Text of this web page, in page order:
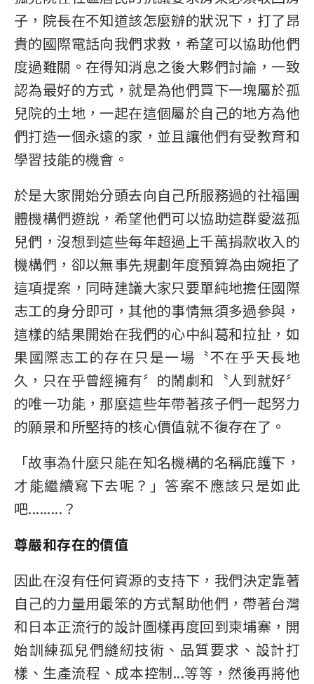
子，院長在不知道該怎麼辦的狀況下，打了昂
貴的國際電話向我們求救，希望可以協助他們
度過難關。在得知消息之後大夥們討論，一致
認為最好的方式，就是為他們買下一塊屬於孤
兒院的土地，一起在這個屬於自己的地方為他
們打造一個永遠的家，並且讓他們有受教育和
學習技能的機會。
於是大家開始分頭去向自己所服務過的社福團
體機構們遊說，希望他們可以協助這群愛滋孤
兒們，沒想到這些每年超過上千萬捐款收入的
機構們，卻以無事先規劃年度預算為由婉拒了
這項提案，同時建議大家只要單純地擔任國際
志工的身分即可，其他的事情無須多過參與，
這樣的結果開始在我們的心中糾葛和拉扯，如
果國際志工的存在只是一場〝不在乎天長地
久，只在乎曾經擁有〞的鬧劇和〝人到就好〞
的唯一功能，那麼這些年帶著孩子們一起努力
的願景和所堅持的核心價值就不復存在了。
「故事為什麼只能在知名機構的名稱庇護下，
才能繼續寫下去呢？」答案不應該只是如此
吧.........？
尊嚴和存在的價值
因此在沒有任何資源的支持下，我們決定靠著
自己的力量用最笨的方式幫助他們，帶著台灣
和日本正流行的設計圖樣再度回到柬埔寨，開
始訓練孤兒們縫紉技術、品質要求、設計打
樣、生產流程、成本控制...等等，然後再將他